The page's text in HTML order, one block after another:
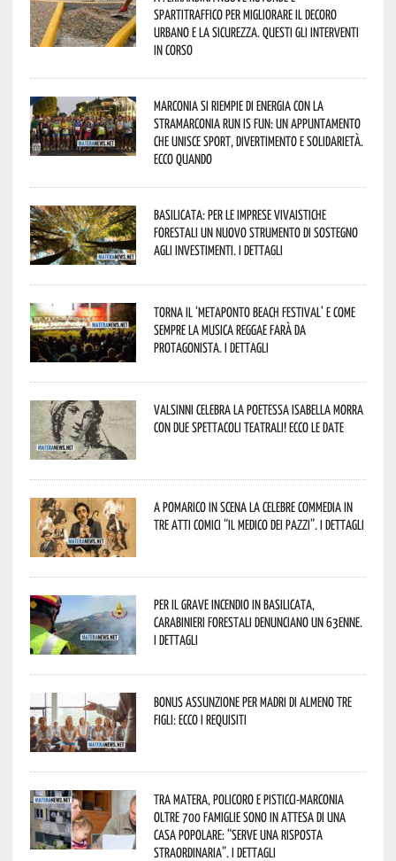
spartitraffico per migliorare il decoro
urbano e la sicurezza. Questi gli interventi
in corso
Marconia si riempie di energia con la
StraMarconia Run is Fun: un appuntamento
che unisce sport, divertimento e solidarietà.
Ecco quando
Basilicata: per le imprese vivaistiche
forestali un nuovo strumento di sostegno
agli investimenti. I dettagli
Torna il ‘Metaponto beach festival’ e come
sempre la musica reggae farà da
protagonista. I dettagli
Valsinni celebra la poetessa Isabella Morra
con due spettacoli teatrali! Ecco le date
A Pomarico in scena la celebre commedia in
tre atti comici “Il medico dei pazzi”. I dettagli
Per il grave incendio in Basilicata,
Carabinieri forestali denunciano un 63enne.
I dettagli
Bonus assunzione per madri di almeno tre
figli: ecco i requisiti
Tra Matera, Policoro e Pisticci-Marconia
oltre 700 famiglie sono in attesa di una
casa popolare: “serve una risposta
straordinaria”. I dettagli